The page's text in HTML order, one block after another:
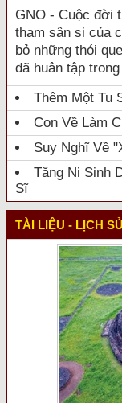
GNO - Cuộc đời
tham sân si của
bỏ những thói
đã huân tập
Thêm Một Tu
Con Về Làm
Suy Nghĩ Về
Tăng Ni Sinh
Sĩ
TÀI LIỆU - LỊCH